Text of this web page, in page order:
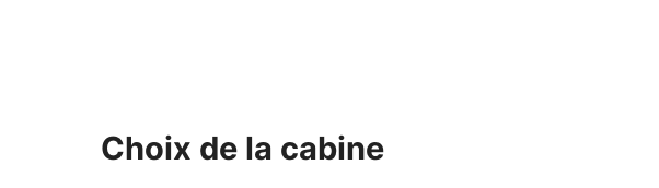
Choix de la cabine